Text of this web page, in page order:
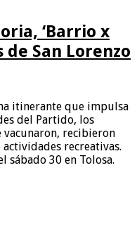
‘Barrio x
de San Lorenzo
itinerante que impulsa
del Partido, los
vacunaron, recibieron
recreativas.
sábado 30 en Tolosa.